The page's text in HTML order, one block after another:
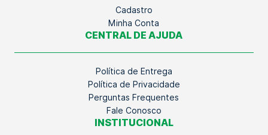
Cadastro
Minha Conta
CENTRAL DE AJUDA
Política de Entrega
Política de Privacidade
Perguntas Frequentes
Fale Conosco
INSTITUCIONAL